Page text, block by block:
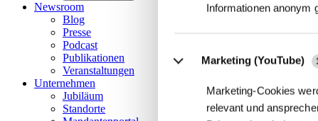
Informationen anonym
Marketing (YouTube)
Marketing-Cookies
relevant und
Newsroom
Blog
Presse
Podcast
Publikationen
Veranstaltungen
Unternehmen
Jubiläum
Standorte